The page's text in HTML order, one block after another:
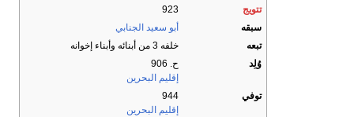
أبو سعيد الجنابي
إقليم البحرين
إقليم البحرين